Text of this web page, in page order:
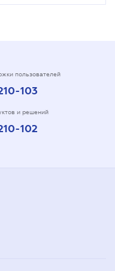
пользователей
103
и решений
102